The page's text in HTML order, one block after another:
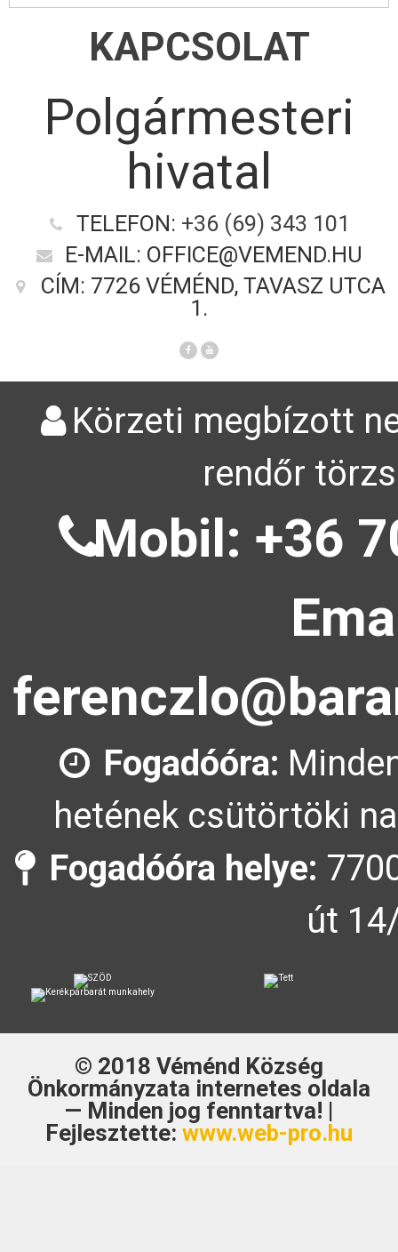
KAPCSOLAT
Polgármesteri
hivatal
TELEFON: +36 (69) 343 101
E-MAIL: OFFICE@VEMEND.HU
CÍM: 7726 VÉMÉND, TAVASZ UTCA
1.
Körzeti megbízott
rendőr
Mobil: +36
Fogadóóra:
hetének csütörtöki
Fogadóóra helye:
út
© 2018 Véménd Község
Önkormányzata internetes oldala
— Minden jog fenntartva! |
Fejlesztette: www.web-pro.hu